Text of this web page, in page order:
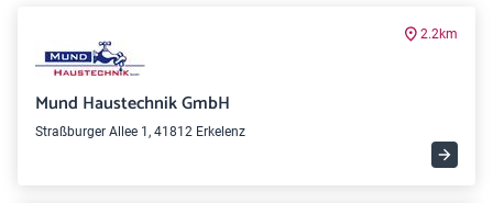
2.2km
Mund Haustechnik GmbH
Straßburger Allee 1, 41812 Erkelenz